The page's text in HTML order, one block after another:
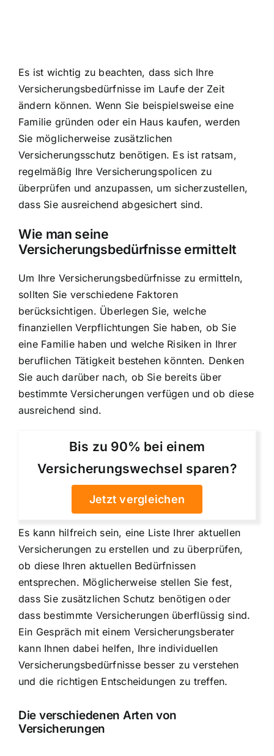
Es ist wichtig zu beachten, dass sich Ihre
Versicherungsbedürfnisse im Laufe der Zeit
ändern können. Wenn Sie beispielsweise eine
Familie gründen oder ein Haus kaufen, werden
Sie möglicherweise zusätzlichen
Versicherungsschutz benötigen. Es ist ratsam,
regelmäßig Ihre Versicherungspolicen zu
überprüfen und anzupassen, um sicherzustellen,
dass Sie ausreichend abgesichert sind.
Wie man seine
Versicherungsbedürfnisse ermittelt
Um Ihre Versicherungsbedürfnisse zu ermitteln,
sollten Sie verschiedene Faktoren
berücksichtigen. Überlegen Sie, welche
finanziellen Verpflichtungen Sie haben, ob Sie
eine Familie haben und welche Risiken in Ihrer
beruflichen Tätigkeit bestehen könnten. Denken
Sie auch darüber nach, ob Sie bereits über
bestimmte Versicherungen verfügen und ob diese
ausreichend sind.
Bis zu 90% bei einem
Versicherungswechsel sparen?
Jetzt vergleichen
Es kann hilfreich sein, eine Liste Ihrer aktuellen
Versicherungen zu erstellen und zu überprüfen,
ob diese Ihren aktuellen Bedürfnissen
entsprechen. Möglicherweise stellen Sie fest,
dass Sie zusätzlichen Schutz benötigen oder
dass bestimmte Versicherungen überflüssig sind.
Ein Gespräch mit einem Versicherungsberater
kann Ihnen dabei helfen, Ihre individuellen
Versicherungsbedürfnisse besser zu verstehen
und die richtigen Entscheidungen zu treffen.
Die verschiedenen Arten von
Versicherungen